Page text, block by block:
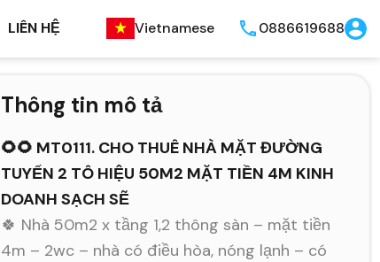
LIÊN HỆ Vietnamese 0886619688
Thông tin mô tả
🌻🌻 MT0111. CHO THUÊ NHÀ MẶT ĐƯỜNG
TUYẾN 2 TÔ HIỆU 50M2 MẶT TIỀN 4M KINH
DOANH SẠCH SẼ
🍀 Nhà 50m2 x tầng 1,2 thông sàn – mặt tiền
4m – 2wc – nhà có điều hòa, nóng lạnh – có